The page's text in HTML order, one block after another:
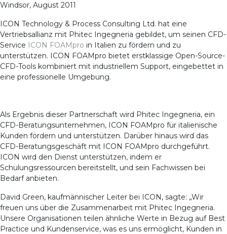
Windsor, August 2011
ICON Technology & Process Consulting Ltd. hat eine
Vertriebsallianz mit Phitec Ingegneria gebildet, um seinen CFD-
Service ICON FOAMpro in Italien zu fördern und zu
unterstützen. ICON FOAMpro bietet erstklassige Open-Source-
CFD-Tools kombiniert mit industriellem Support, eingebettet in
eine professionelle Umgebung.
Als Ergebnis dieser Partnerschaft wird Phitec Ingegneria, ein
CFD-Beratungsunternehmen, ICON FOAMpro für italienische
Kunden fördern und unterstützen. Darüber hinaus wird das
CFD-Beratungsgeschäft mit ICON FOAMpro durchgeführt.
ICON wird den Dienst unterstützen, indem er
Schulungsressourcen bereitstellt, und sein Fachwissen bei
Bedarf anbieten.
David Green, kaufmännischer Leiter bei ICON, sagte: „Wir
freuen uns über die Zusammenarbeit mit Phitec Ingegneria.
Unsere Organisationen teilen ähnliche Werte in Bezug auf Best
Practice und Kundenservice, was es uns ermöglicht, Kunden in